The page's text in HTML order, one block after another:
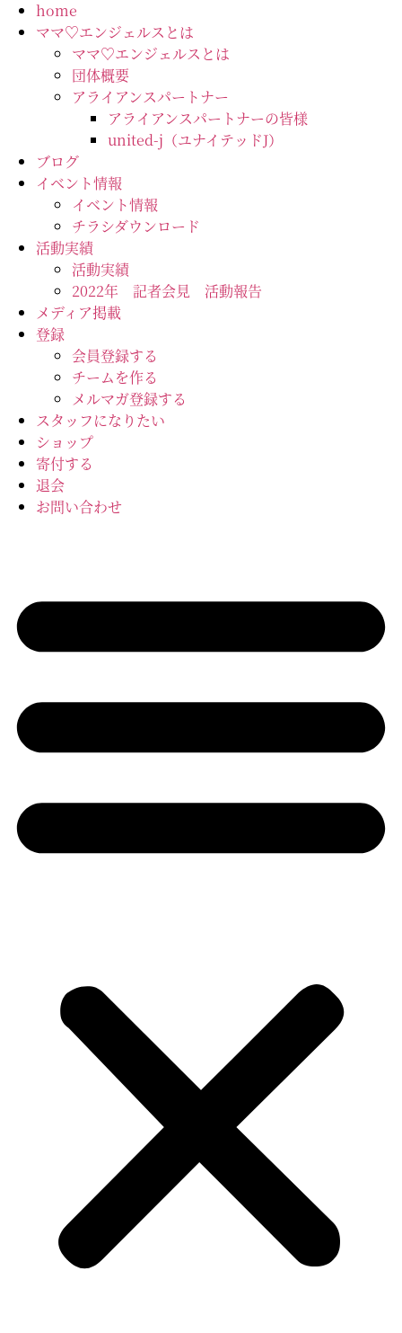
home
ママ♡エンジェルスとは
ママ♡エンジェルスとは
団体概要
アライアンスパートナー
アライアンスパートナーの皆様
united-j（ユナイテッドJ）
ブログ
イベント情報
イベント情報
チラシダウンロード
活動実績
活動実績
2022年 記者会見 活動報告
メディア掲載
登録
会員登録する
チームを作る
メルマガ登録する
スタッフになりたい
ショップ
寄付する
退会
お問い合わせ